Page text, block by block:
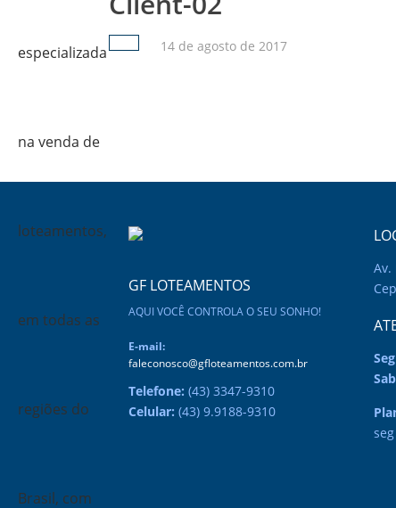
14 de agosto de 2017
GF LOTEAMENTOS
AQUI VOCÊ CONTROLA O SEU SONHO!
E-mail:
faleconosco@gfloteamentos.com.br
Telefone: (43) 3347-9310
Celular: (43) 9.9188-9310
Av.